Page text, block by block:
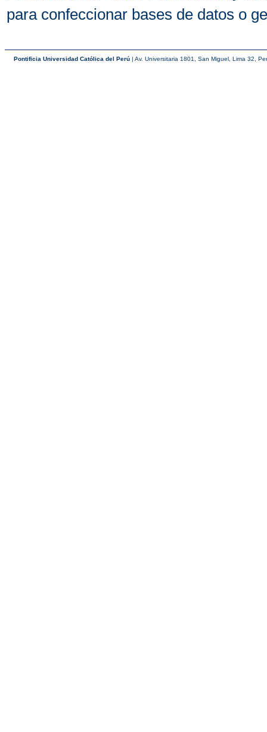
para confeccionar bases de datos o
Pontificia Universidad Católica del Perú| Av. Universitaria 1801, San Miguel, Lima 32,